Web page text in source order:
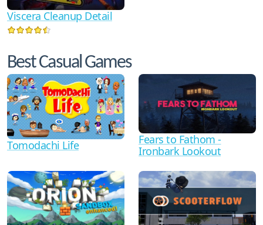
Viscera Cleanup Detail
Best Casual Games
Tomodachi Life
Fears to Fathom -
Ironbark Lookout